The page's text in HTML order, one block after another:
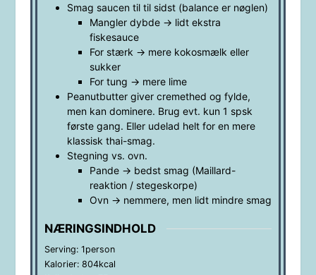
Smag saucen til til sidst (balance er nøglen)
Mangler dybde → lidt ekstra
fiskesauce
For stærk → mere kokosmælk eller
sukker
For tung → mere lime
Peanutbutter giver cremethed og fylde,
men kan dominere. Brug evt. kun 1 spsk
første gang. Eller udelad helt for en mere
klassisk thai-smag.
Stegning vs. ovn.
Pande → bedst smag (Maillard-
reaktion / stegeskorpe)
Ovn → nemmere, men lidt mindre smag
NÆRINGSINDHOLD
Serving: 1person
Kalorier: 804kcal